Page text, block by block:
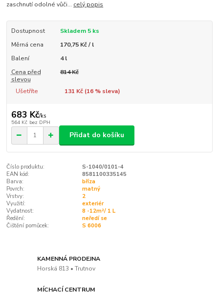
zaschnutí odolné vůči... celý popis
Dostupnost
Skladem 5 ks
Měrná cena
170,75 Kč / l
Balení
4 l
Cena před
slevou
814 Kč
Ušetříte 131 Kč (16% sleva)
683 Kč/ks
564 Kč bez DPH
Přidat do košíku
Číslo produktu:
S-1040/0101-4
EAN kód:
8581100335145
Barva:
bříza
Povrch:
matný
Vrstvy:
2
Využití:
exteriér
Vydatnost:
8 -12m²/ 1 L
Ředění:
neředí se
Čištění pomůcek:
S 6006
KAMENNÁ PRODEJNA
Horská 813 • Trutnov
MÍCHACÍ CENTRUM